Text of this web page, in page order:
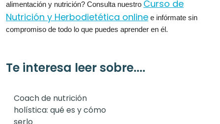
alimentación y nutrición? Consulta nuestro Curso de
Nutrición y Herbodietética online e infórmate sin
compromiso de todo lo que puedes aprender en él.
Te interesa leer sobre....
Coach de nutrición
holística: qué es y cómo